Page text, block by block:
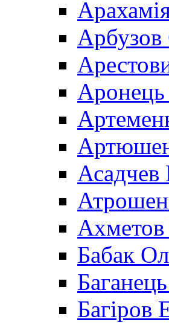
Арбузов
Асадчев
Ахметов
Бабак
Багіров